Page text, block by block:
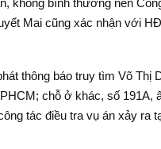
không bình thường nên
Mai cũng xác nhận với
thông báo truy tìm Võ Thị
chỗ ở khác, số 191A,
tác điều tra vụ án xảy ra